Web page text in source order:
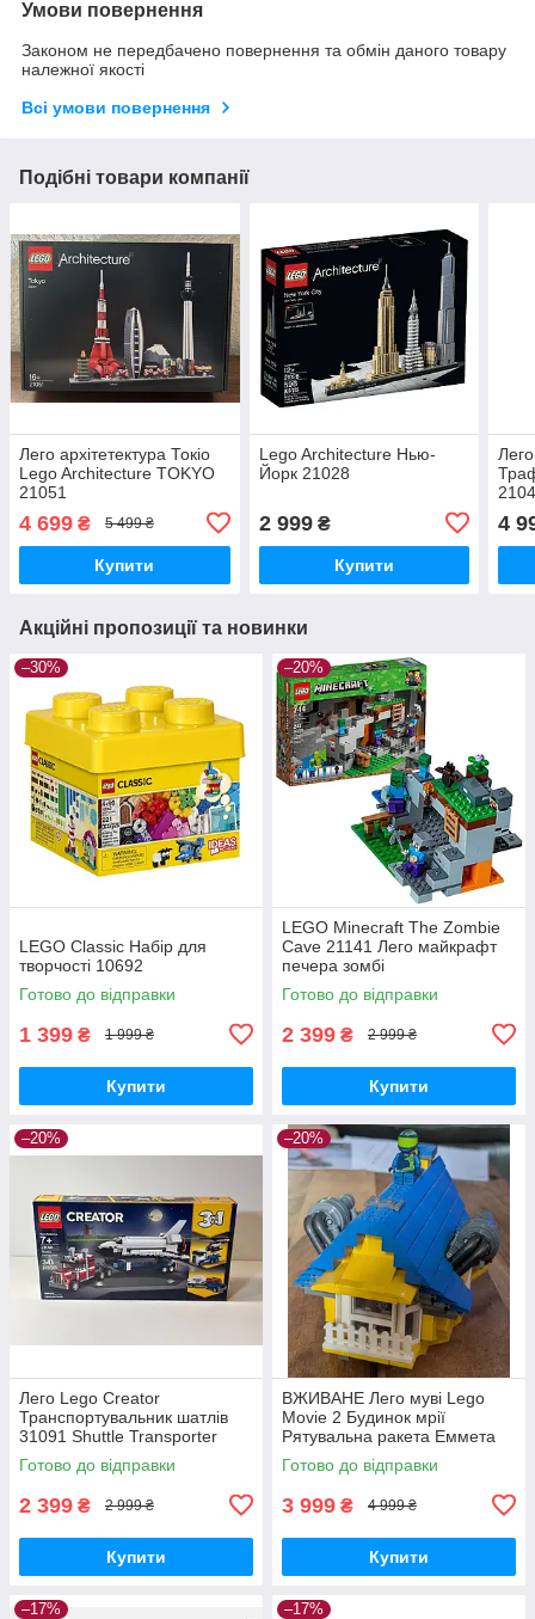
Умови повернення
Законом не передбачено повернення та обмін даного товару
належної якості
Всі умови повернення
Подібні товари компанії
Лего архітетектура Токіо
Lego Architecture TOKYO
21051
4 699 ₴ 5 499 ₴
Купити
Lego Architecture Нью-
Йорк 21028
2 999₴
Купити
4
Акційні пропозиції та новинки
–30%
LEGO Classic Набір для
творчості 10692
Готово до відправки
1 399 ₴ 1 999 ₴
Купити
–20%
LEGO Minecraft The Zombie
Cave 21141 Лего майкрафт
печера зомбі
Готово до відправки
2 399 ₴ 2 999 ₴
Купити
–20%
Лего Lego Creator
Транспортувальник шатлів
31091 Shuttle Transporter
Готово до відправки
2 399 ₴ 2 999 ₴
Купити
–20%
ВЖИВАНЕ Лего муві Lego
Movie 2 Будинок мрії
Рятувальна ракета Еммета
70831 Emmet's Dream House
Rescue Rocket!
Готово до відправки
3 999 ₴ 4 999 ₴
Купити
–17% –17%